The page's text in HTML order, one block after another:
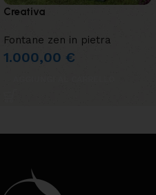
Creativa
Fontane zen in pietra
1.000,00 €